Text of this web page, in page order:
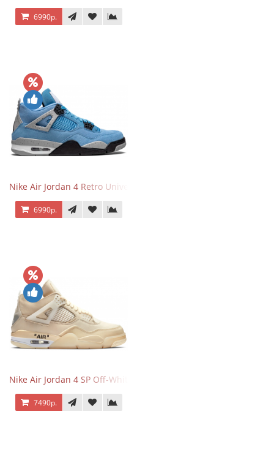
6990р.
Nike Air Jordan 4 Retro University Blue
6990р.
Nike Air Jordan 4 SP Off-White Sail
7490р.